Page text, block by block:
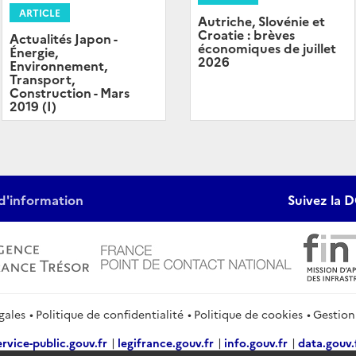
ARTICLE
Actualités Japon -
Énergie,
Environnement,
Transport,
Construction - Mars
2019 (I)
Autriche, Slovénie et
Croatie : brèves
économiques de juillet
2026
Suivez la
Politique de confidentialité Politique de cookies
public.gouv.fr
legifrance.gouv.fr info.gouv.fr